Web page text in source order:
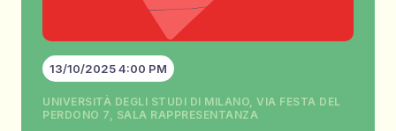
13/10/2025 4:00 PM
UNIVERSITÀ DEGLI STUDI DI MILANO, VIA FESTA DEL
PERDONO 7, SALA RAPPRESENTANZA